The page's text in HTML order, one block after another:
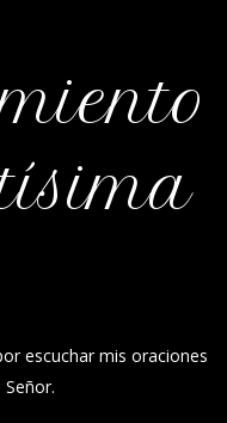
escuchar mis oraciones